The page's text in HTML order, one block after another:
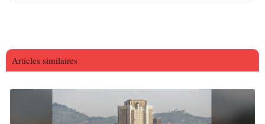
Articles similaires